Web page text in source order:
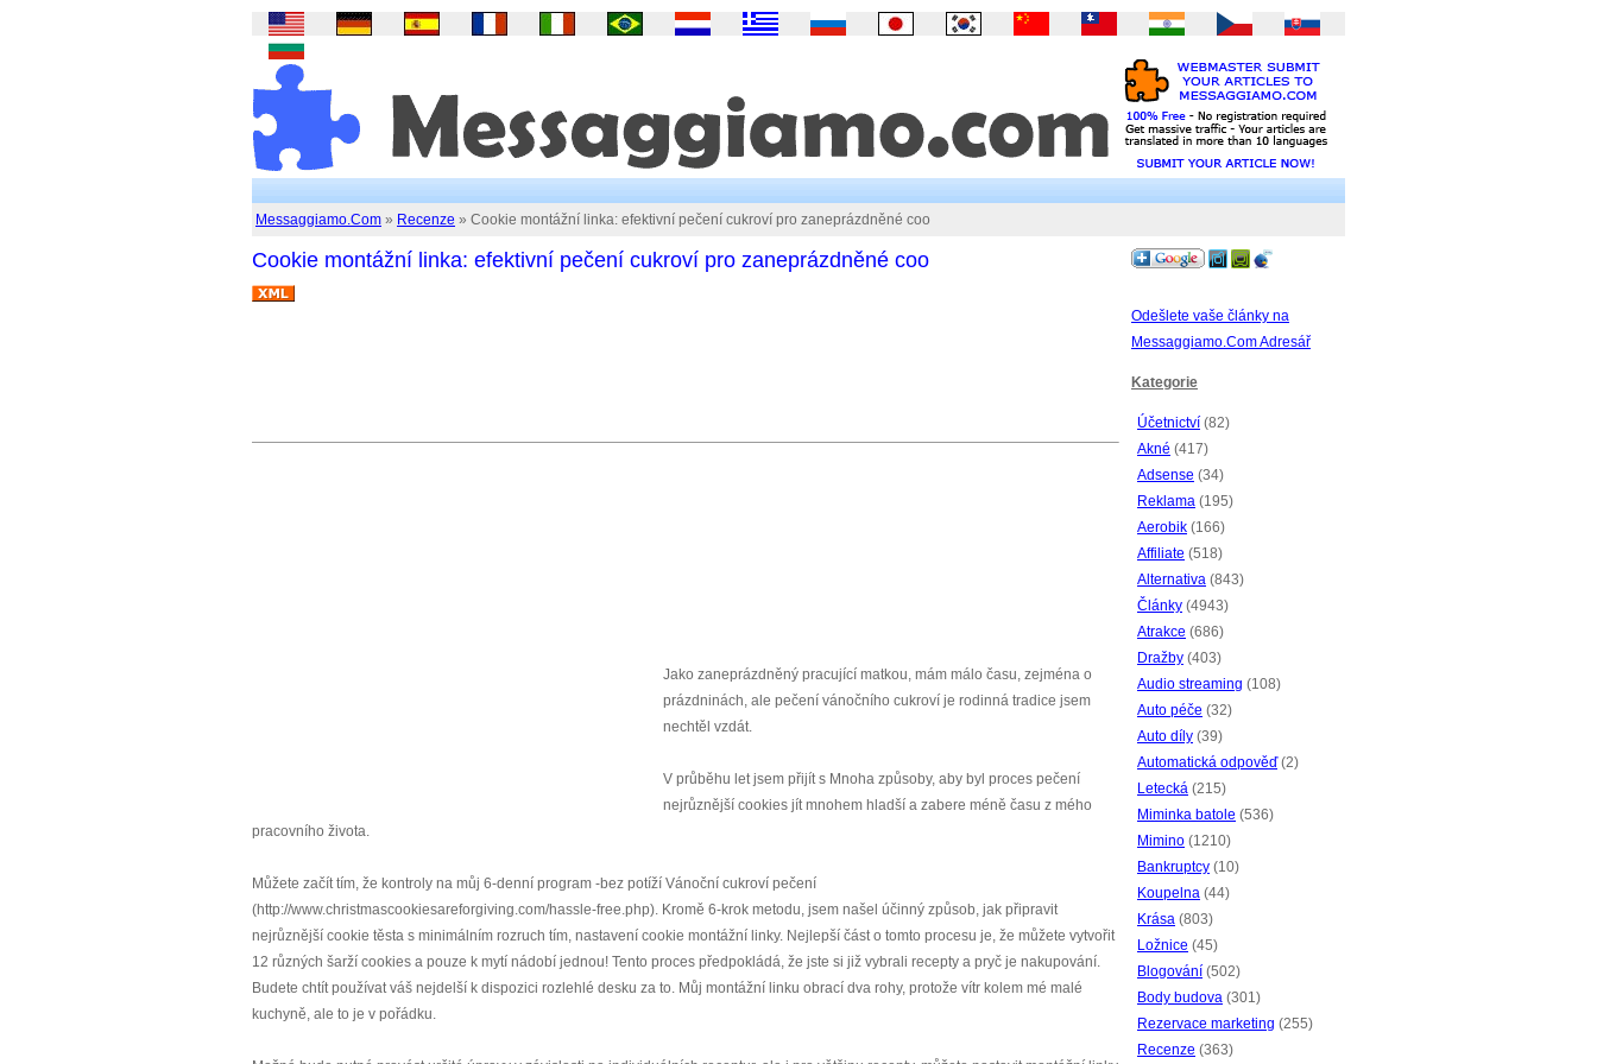
Messaggiamo.Com » Recenze » Cookie montážní linka: efektivní pečení cukroví pro zaneprázdněné coo
Cookie montážní linka: efektivní pečení cukroví pro zaneprázdněné coo
Jako zaneprázdněný pracující matkou, mám málo času, zejména o
prázdninách, ale pečení vánočního cukroví je rodinná tradice jsem
nechtěl vzdát.
V průběhu let jsem přijít s Mnoha způsoby, aby byl proces pečení
nejrůznější cookies jít mnohem hladší a zabere méně času z mého
pracovního života.
Můžete začít tím, že kontroly na můj 6-denní program -bez potíží Vánoční cukroví pečení
(http://www.christmascookiesareforgiving.com/hassle-free.php). Kromě 6-krok metodu, jsem našel účinný způsob, jak připravit
nejrůznější cookie těsta s minimálním rozruch tím, nastavení cookie montážní linky. Nejlepší část o tomto procesu je, že můžete vytvořit
12 různých šarží cookies a pouze k mytí nádobí jednou! Tento proces předpokládá, že jste si již vybrali recepty a pryč je nakupování.
Budete chtít používat váš nejdelší k dispozici rozlehlé desku za to. Můj montážní linku obrací dva rohy, protože vítr kolem mé malé
kuchyně, ale to je v pořádku.
Odešlete vaše články na
Messaggiamo.Com Adresář
Kategorie
Účetnictví (82)
Akné (417)
Adsense (34)
Reklama (195)
Aerobik (166)
Affiliate (518)
Alternativa (843)
Články (4943)
Atrakce (686)
Dražby (403)
Audio streaming (108)
Auto péče (32)
Auto díly (39)
Automatická odpověď(2)
Letecká (215)
Miminka batole (536)
Mimino (1210)
Bankruptcy (10)
Koupelna (44)
Krása (803)
Ložnice (45)
Blogování (502)
Body budova (301)
Rezervace marketing (255)
Recenze (363)